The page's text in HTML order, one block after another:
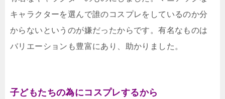
キャラクターを選んで誰のコスプレをしているのか分
からないというのが嫌だったからです。有名なものは
バリエーションも豊富にあり、助かりました。
子どもたちの為にコスプレするから